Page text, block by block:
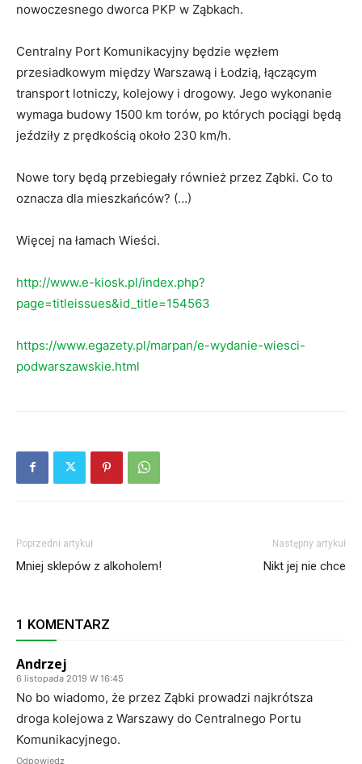
nowoczesnego dworca PKP w Ząbkach.
Centralny Port Komunikacyjny będzie węzłem
przesiadkowym między Warszawą i Łodzią, łączącym
transport lotniczy, kolejowy i drogowy. Jego wykonanie
wymaga budowy 1500 km torów, po których pociągi będą
jeździły z prędkością około 230 km/h.
Nowe tory będą przebiegały również przez Ząbki. Co to
oznacza dla mieszkańców? (…)
Więcej na łamach Wieści.
http://www.e-kiosk.pl/index.php?
page=titleissues&id_title=154563
https://www.egazety.pl/marpan/e-wydanie-wiesci-
podwarszawskie.html
Poprzedni artykuł
Mniej sklepów z alkoholem!
Następny artykuł
Nikt jej nie chce
1 KOMENTARZ
Andrzej
6 listopada 2019 W 16:45
No bo wiadomo, że przez Ząbki prowadzi najkrótsza
droga kolejowa z Warszawy do Centralnego Portu
Komunikacyjnego.
Odpowiedz